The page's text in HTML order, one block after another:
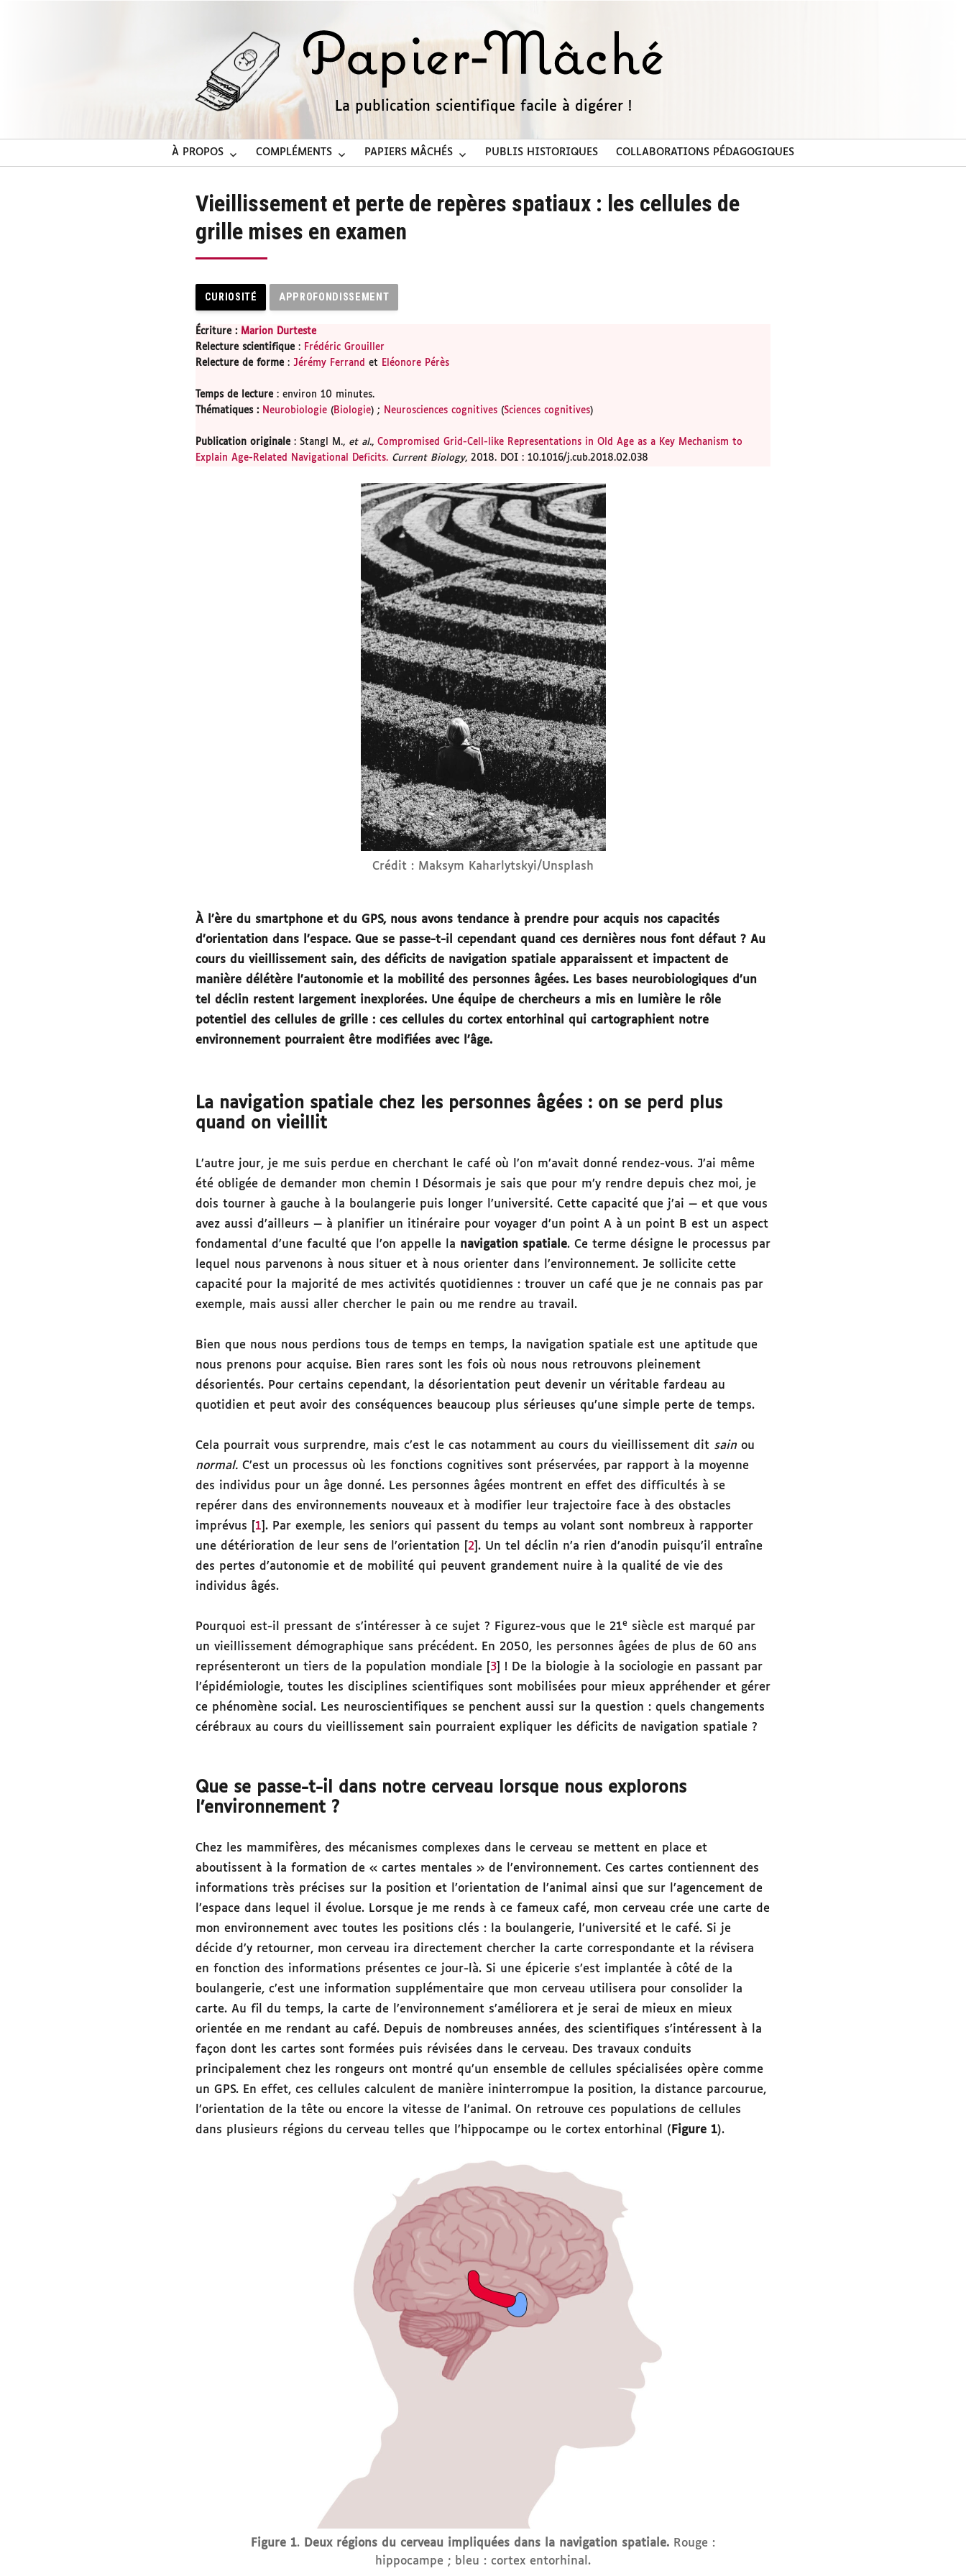
La publication scientifique facile à digérer !
À PROPOS COMPLÉMENTS PAPIERS MÂCHÉS PUBLIS HISTORIQUES COLLABORATIONS PÉDAGOGIQUES
Vieillissement et perte de repères spatiaux : les cellules de
grille mises en examen
CURIOSITÉ APPROFONDISSEMENT
Écriture : Marion Durteste
Relecture scientifique : Frédéric Grouiller
Relecture de forme: Jérémy Ferrand et Eléonore Pérès
Temps de lecture: environ 10 minutes.
Thématiques: Neurobiologie ( Biologie) ; Neurosciences cognitives (Sciences cognitives)
Publication originale: Stangl M., et al., Compromised Grid-Cell-like Representations in Old Age as a Key Mechanism to
Explain Age-Related Navigational Deficits. Current Biology, 2018. DOI : 10.1016/j.cub.2018.02.038
Crédit : Maksym Kaharlytskyi/Unsplash
À l’ère du smartphone et du GPS, nous avons tendance à prendre pour acquis nos capacités
d’orientation dans l’espace. Que se passe-t-il cependant quand ces dernières nous font défaut ? Au
cours du vieillissement sain, des déficits de navigation spatiale apparaissent et impactent de
manière délétère l’autonomie et la mobilité des personnes âgées. Les bases neurobiologiques d’un
tel déclin restent largement inexplorées. Une équipe de chercheurs a mis en lumière le rôle
potentiel des cellules de grille : ces cellules du cortex entorhinal qui cartographient notre
environnement pourraient être modifiées avec l’âge.
La navigation spatiale chez les personnes âgées : on se perd plus
quand on vieillit
L’autre jour, je me suis perdue en cherchant le café où l’on m’avait donné rendez-vous. J’ai même
été obligée de demander mon chemin ! Désormais je sais que pour m’y rendre depuis chez moi, je
dois tourner à gauche à la boulangerie puis longer l’université. Cette capacité que j’ai — et que vous
avez aussi d’ailleurs — à planifier un itinéraire pour voyager d’un point A à un point B est un aspect
fondamental d’une faculté que l’on appelle la navigation spatiale. Ce terme désigne le processus par
lequel nous parvenons à nous situer et à nous orienter dans l’environnement. Je sollicite cette
capacité pour la majorité de mes activités quotidiennes : trouver un café que je ne connais pas par
exemple, mais aussi aller chercher le pain ou me rendre au travail.
Bien que nous nous perdions tous de temps en temps, la navigation spatiale est une aptitude que
nous prenons pour acquise. Bien rares sont les fois où nous nous retrouvons pleinement
désorientés. Pour certains cependant, la désorientation peut devenir un véritable fardeau au
quotidien et peut avoir des conséquences beaucoup plus sérieuses qu’une simple perte de temps.
Cela pourrait vous surprendre, mais c’est le cas notamment au cours du vieillissement dit sain ou
normal. C’est un processus où les fonctions cognitives sont préservées, par rapport à la moyenne
des individus pour un âge donné. Les personnes âgées montrent en effet des difficultés à se
repérer dans des environnements nouveaux et à modifier leur trajectoire face à des obstacles
imprévus [ 1 ]. Par exemple, les seniors qui passent du temps au volant sont nombreux à rapporter
une détérioration de leur sens de l’orientation [ 2 ]. Un tel déclin n’a rien d’anodin puisqu’il entraîne
des pertes d’autonomie et de mobilité qui peuvent grandement nuire à la qualité de vie des
individus âgés.
Pourquoi est-il pressant de s’intéresser à ce sujet ? Figurez-vous que le 21e
siècle est marqué par
un vieillissement démographique sans précédent. En 2050, les personnes âgées de plus de 60 ans
représenteront un tiers de la population mondiale [ 3 ] ! De la biologie à la sociologie en passant par
l’épidémiologie, toutes les disciplines scientifiques sont mobilisées pour mieux appréhender et gérer
ce phénomène social. Les neuroscientifiques se penchent aussi sur la question : quels changements
cérébraux au cours du vieillissement sain pourraient expliquer les déficits de navigation spatiale ?
Que se passe-t-il dans notre cerveau lorsque nous explorons
l’environnement ?
Chez les mammifères, des mécanismes complexes dans le cerveau se mettent en place et
aboutissent à la formation de « cartes mentales » de l’environnement. Ces cartes contiennent des
informations très précises sur la position et l’orientation de l’animal ainsi que sur l’agencement de
l’espace dans lequel il évolue. Lorsque je me rends à ce fameux café, mon cerveau crée une carte de
mon environnement avec toutes les positions clés : la boulangerie, l’université et le café. Si je
décide d’y retourner, mon cerveau ira directement chercher la carte correspondante et la révisera
en fonction des informations présentes ce jour-là. Si une épicerie s’est implantée à côté de la
boulangerie, c’est une information supplémentaire que mon cerveau utilisera pour consolider la
carte. Au fil du temps, la carte de l’environnement s’améliorera et je serai de mieux en mieux
orientée en me rendant au café. Depuis de nombreuses années, des scientifiques s’intéressent à la
façon dont les cartes sont formées puis révisées dans le cerveau. Des travaux conduits
principalement chez les rongeurs ont montré qu’un ensemble de cellules spécialisées opère comme
un GPS. En effet, ces cellules calculent de manière ininterrompue la position, la distance parcourue,
l’orientation de la tête ou encore la vitesse de l’animal. On retrouve ces populations de cellules
dans plusieurs régions du cerveau telles que l’hippocampe ou le cortex entorhinal ( Figure 1).
Figure 1. Deux régions du cerveau impliquées dans la navigation spatiale. Rouge :
hippocampe ; bleu : cortex entorhinal.